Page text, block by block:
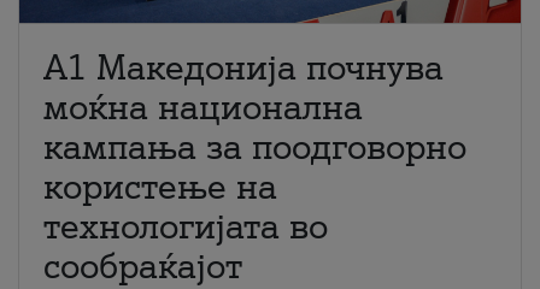
A1 Македонија почнува
моќна национална
кампања за поодговорно
користење на
технологијата во
сообраќајот